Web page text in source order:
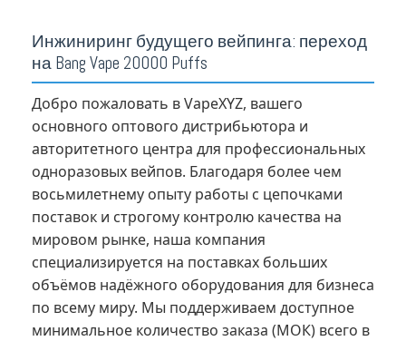
Инжиниринг будущего вейпинга: переход
на Bang Vape 20000 Puffs
Добро пожаловать в VapeXYZ, вашего
основного оптового дистрибьютора и
авторитетного центра для профессиональных
одноразовых вейпов. Благодаря более чем
восьмилетнему опыту работы с цепочками
поставок и строгому контролю качества на
мировом рынке, наша компания
специализируется на поставках больших
объёмов надёжного оборудования для бизнеса
по всему миру. Мы поддерживаем доступное
минимальное количество заказа (МОК) всего в